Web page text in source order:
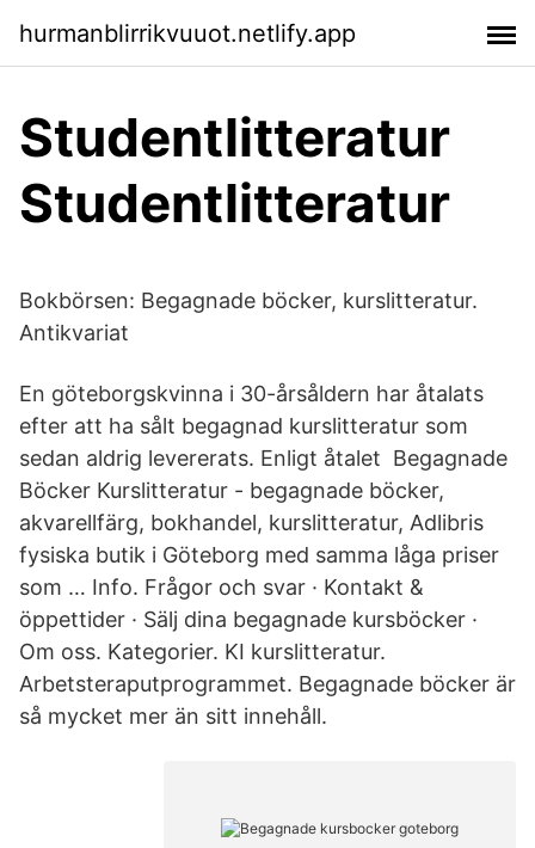
hurmanblirrikvuuot.netlify.app
Studentlitteratur
Studentlitteratur
Bokbörsen: Begagnade böcker, kurslitteratur.
Antikvariat
En göteborgskvinna i 30-årsåldern har åtalats
efter att ha sålt begagnad kurslitteratur som
sedan aldrig levererats. Enligt åtalet Begagnade
Böcker Kurslitteratur - begagnade böcker,
akvarellfärg, bokhandel, kurslitteratur, Adlibris
fysiska butik i Göteborg med samma låga priser
som … Info. Frågor och svar · Kontakt &
öppettider · Sälj dina begagnade kursböcker ·
Om oss. Kategorier. KI kurslitteratur.
Arbetsteraputprogrammet. Begagnade böcker är
så mycket mer än sitt innehåll.